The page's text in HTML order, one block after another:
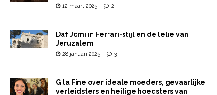
12 maart 2025 2
Daf Jomi in Ferrari-stijl en de lelie van
Jeruzalem
28 januari 2025 3
Gila Fine over ideale moeders, gevaarlijke
verleidsters en heilige hoedsters van